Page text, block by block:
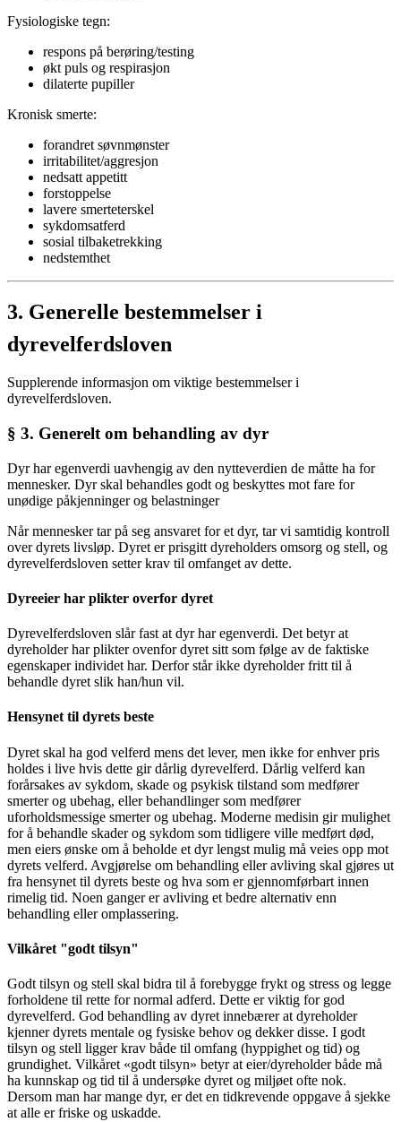
Fysiologiske tegn:
respons på berøring/testing
økt puls og respirasjon
dilaterte pupiller
Kronisk smerte:
forandret søvnmønster
irritabilitet/aggresjon
nedsatt appetitt
forstoppelse
lavere smerteterskel
sykdomsatferd
sosial tilbaketrekking
nedstemthet
3. Generelle bestemmelser i
dyrevelferdsloven
Supplerende informasjon om viktige bestemmelser i
dyrevelferdsloven.
§ 3. Generelt om behandling av dyr
Dyr har egenverdi uavhengig av den nytteverdien de måtte ha for
mennesker. Dyr skal behandles godt og beskyttes mot fare for
unødige påkjenninger og belastninger
Når mennesker tar på seg ansvaret for et dyr, tar vi samtidig kontroll
over dyrets livsløp. Dyret er prisgitt dyreholders omsorg og stell, og
dyrevelferdsloven setter krav til omfanget av dette.
Dyreeier har plikter overfor dyret
Dyrevelferdsloven slår fast at dyr har egenverdi. Det betyr at
dyreholder har plikter ovenfor dyret sitt som følge av de faktiske
egenskaper individet har. Derfor står ikke dyreholder fritt til å
behandle dyret slik han/hun vil.
Hensynet til dyrets beste
Dyret skal ha god velferd mens det lever, men ikke for enhver pris
holdes i live hvis dette gir dårlig dyrevelferd. Dårlig velferd kan
forårsakes av sykdom, skade og psykisk tilstand som medfører
smerter og ubehag, eller behandlinger som medfører
uforholdsmessige smerter og ubehag. Moderne medisin gir mulighet
for å behandle skader og sykdom som tidligere ville medført død,
men eiers ønske om å beholde et dyr lengst mulig må veies opp mot
dyrets velferd. Avgjørelse om behandling eller avliving skal gjøres ut
fra hensynet til dyrets beste og hva som er gjennomførbart innen
rimelig tid. Noen ganger er avliving et bedre alternativ enn
behandling eller omplassering.
Vilkåret "godt tilsyn"
Godt tilsyn og stell skal bidra til å forebygge frykt og stress og legge
forholdene til rette for normal adferd. Dette er viktig for god
dyrevelferd. God behandling av dyret innebærer at dyreholder
kjenner dyrets mentale og fysiske behov og dekker disse. I godt
tilsyn og stell ligger krav både til omfang (hyppighet og tid) og
grundighet. Vilkåret «godt tilsyn» betyr at eier/dyreholder både må
ha kunnskap og tid til å undersøke dyret og miljøet ofte nok.
Dersom man har mange dyr, er det en tidkrevende oppgave å sjekke
at alle er friske og uskadde.